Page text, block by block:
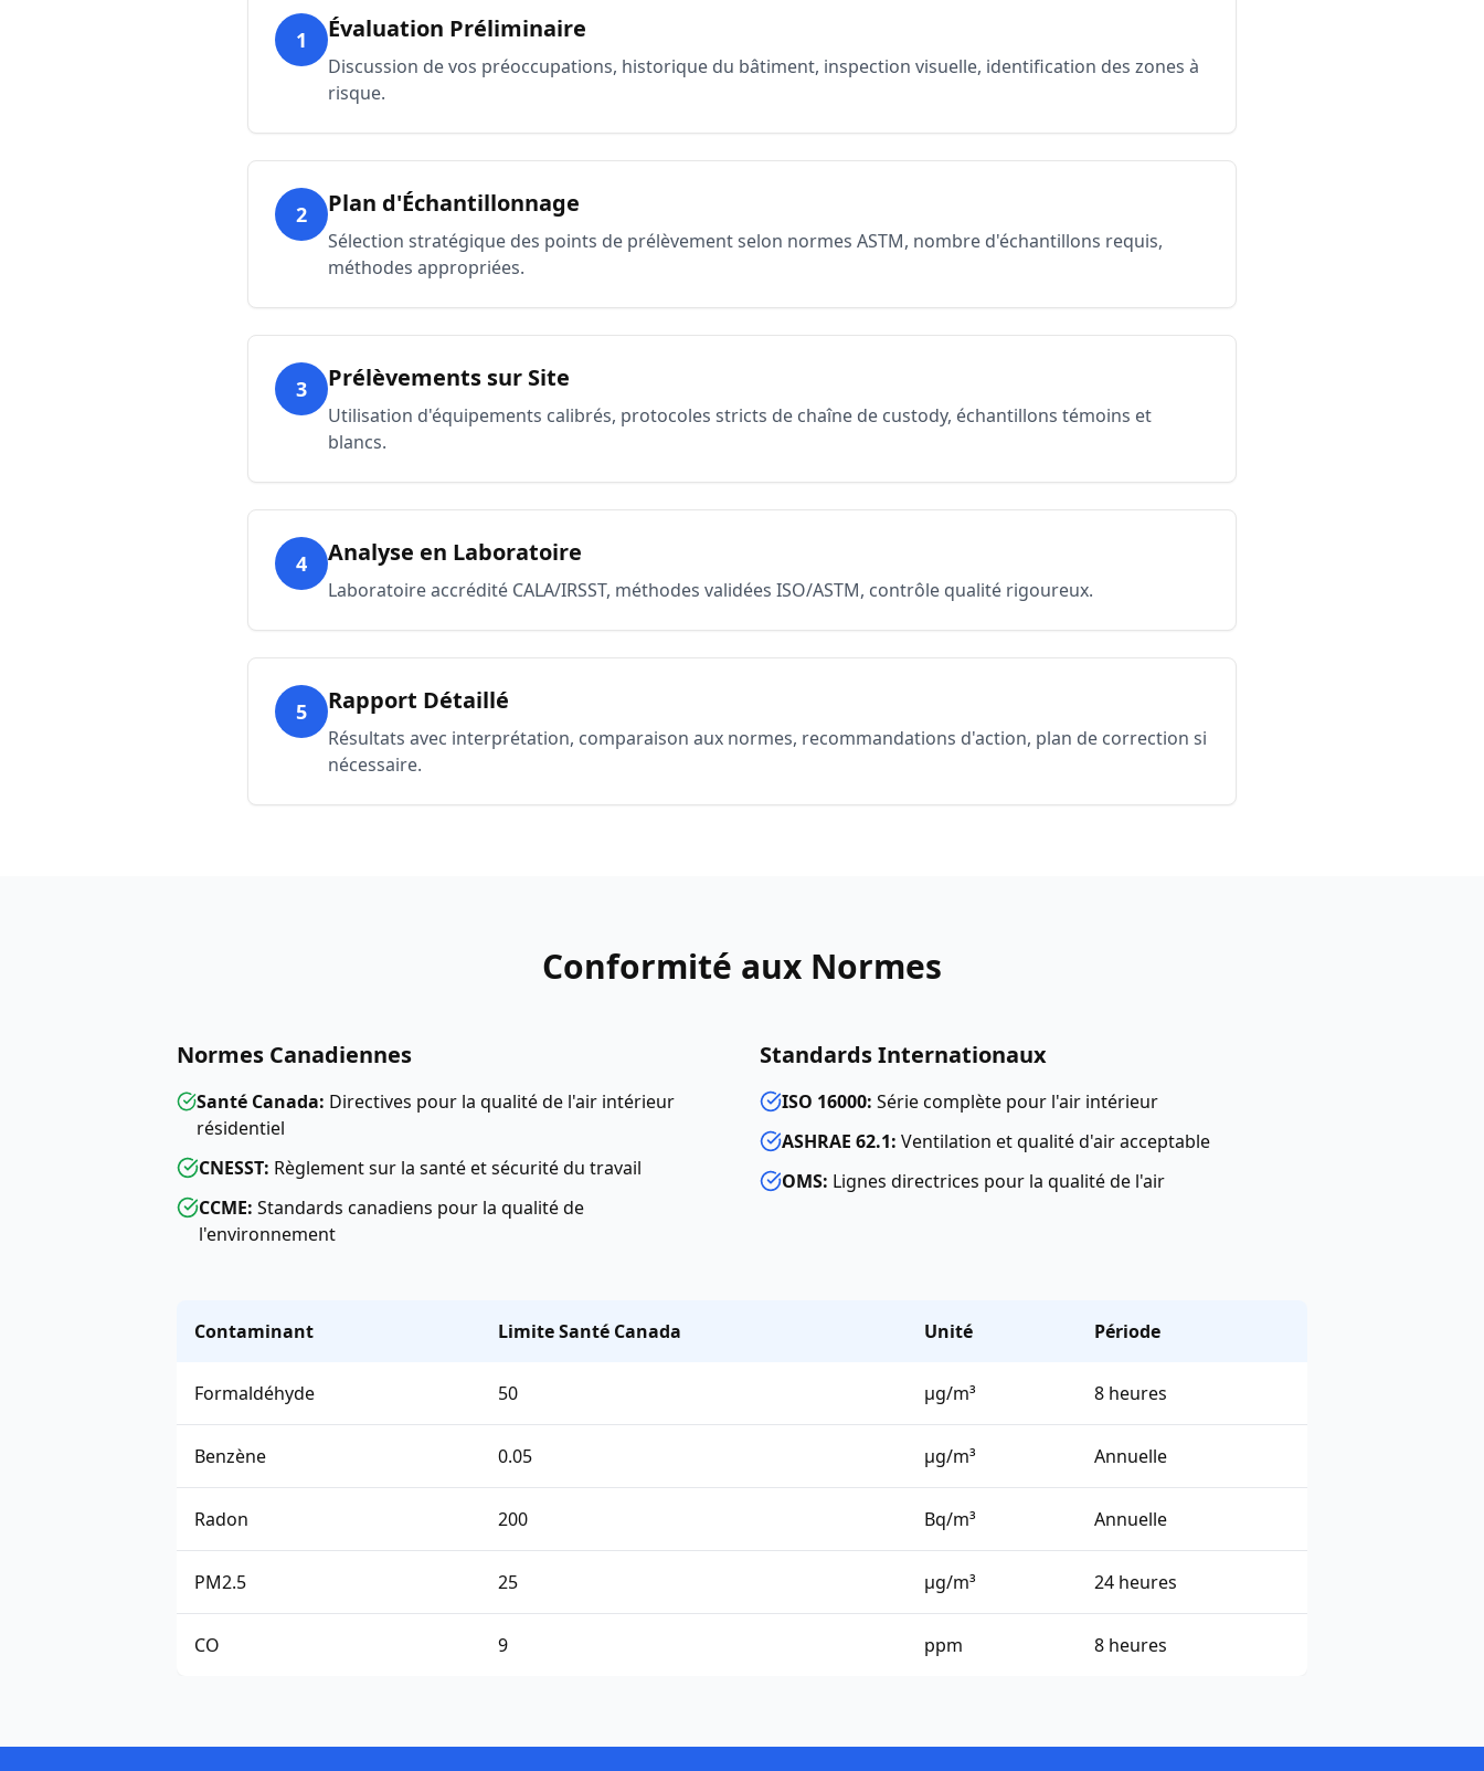
1 Évaluation Préliminaire
Discussion de vos préoccupations, historique du bâtiment, inspection visuelle, identification des zones à
risque.
2 Plan d'Échantillonnage
Sélection stratégique des points de prélèvement selon normes ASTM, nombre d'échantillons requis,
méthodes appropriées.
3 Prélèvements sur Site
Utilisation d'équipements calibrés, protocoles stricts de chaîne de custody, échantillons témoins et
blancs.
4 Analyse en Laboratoire
Laboratoire accrédité CALA/IRSST, méthodes validées ISO/ASTM, contrôle qualité rigoureux.
5 Rapport Détaillé
Résultats avec interprétation, comparaison aux normes, recommandations d'action, plan de correction si
nécessaire.
Conformité aux Normes
Normes Canadiennes
Santé Canada: Directives pour la qualité de l'air intérieur
résidentiel
CNESST: Règlement sur la santé et sécurité du travail
CCME: Standards canadiens pour la qualité de
l'environnement
Standards Internationaux
ISO 16000: Série complète pour l'air intérieur
ASHRAE 62.1: Ventilation et qualité d'air acceptable
OMS: Lignes directrices pour la qualité de l'air
Contaminant Limite Santé Canada Unité Période
Formaldéhyde 50 μg/m³ 8 heures
Benzène 0.05 μg/m³ Annuelle
Radon 200 Bq/m³ Annuelle
PM2.5 25 μg/m³ 24 heures
CO 9 ppm 8 heures